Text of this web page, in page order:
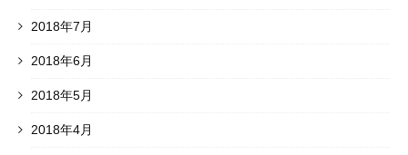
2018年7月
2018年6月
2018年5月
2018年4月